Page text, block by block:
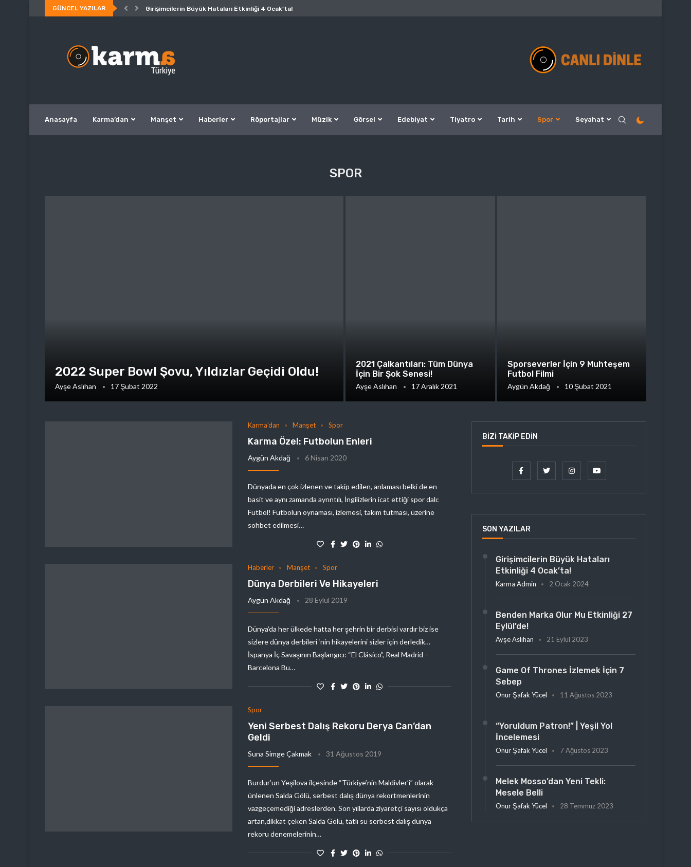
GÜNCEL YAZILAR Girişimcilerin Büyük Hataları Etkinliği 4 Ocak’ta!
Anasayfa Karma’dan Manşet Haberler Röportajlar Müzik Görsel Edebiyat Tiyatro Tarih Spor Seyahat
SPOR
2022 Super Bowl Şovu, Yıldızlar Geçidi Oldu!
Ayşe Aslıhan 17 Şubat 2022
2021 Çalkantıları: Tüm Dünya
İçin Bir Şok Senesi!
Ayşe Aslıhan 17 Aralık 2021
Sporseverler İçin 9 Muhteşem
Futbol Filmi
Aygün Akdağ 10 Şubat 2021
Karma'dan Manşet Spor
Karma Özel: Futbolun Enleri
Aygün Akdağ 6 Nisan 2020
Dünyada en çok izlenen ve takip edilen, anlaması belki de en
basit ve aynı zamanda ayrıntılı, İngilizlerin icat ettiği spor dalı:
Futbol! Futbolun oynaması, izlemesi, takım tutması, üzerine
sohbet edilmesi…
Haberler Manşet Spor
Dünya Derbileri Ve Hikayeleri
Aygün Akdağ 28 Eylül 2019
Dünya’da her ülkede hatta her şehrin bir derbisi vardır biz ise
sizlere dünya derbileri ‘nin hikayelerini sizler için derledik…
İspanya İç Savaşının Başlangıcı: “El Clásico”, Real Madrid –
Barcelona Bu…
Spor
Yeni Serbest Dalış Rekoru Derya Can’dan
Geldi
Suna Simge Çakmak 31 Ağustos 2019
Burdur’un Yeşilova ilçesinde “Türkiye’nin Maldivler’i” olarak
ünlenen Salda Gölü, serbest dalış dünya rekortmenlerinin
vazgeçemediği adreslerden. Son yıllarda ziyaretçi sayısı oldukça
artan,dikkat çeken Salda Gölü, tatlı su serbest dalış dünya
rekoru denemelerinin…
BIZI TAKIP EDIN
SON YAZILAR
Girişimcilerin Büyük Hataları
Etkinliği 4 Ocak’ta!
Karma Admin 2 Ocak 2024
Benden Marka Olur Mu Etkinliği 27
Eylül’de!
Ayşe Aslıhan 21 Eylül 2023
Game Of Thrones İzlemek İçin 7
Sebep
Onur Şafak Yücel 11 Ağustos 2023
“Yoruldum Patron!” | Yeşil Yol
İncelemesi
Onur Şafak Yücel 7 Ağustos 2023
Melek Mosso’dan Yeni Tekli:
Mesele Belli
Onur Şafak Yücel 28 Temmuz 2023